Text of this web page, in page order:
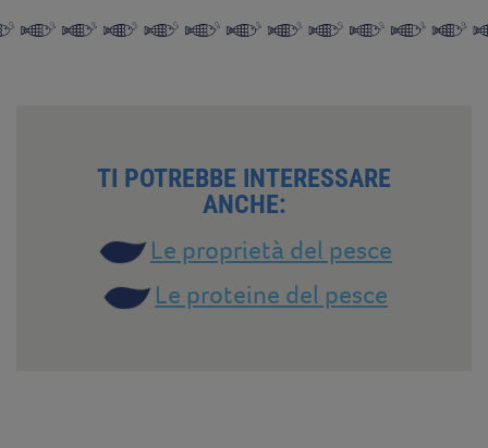
TI POTREBBE INTERESSARE
ANCHE:
Le proprietà del pesce
Le proteine del pesce